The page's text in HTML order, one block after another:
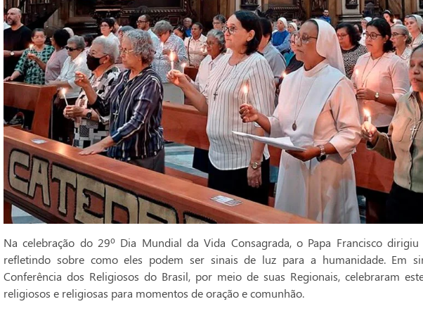
Na celebração do 29º Dia Mundial da Vida Consagrada, o Papa Francisco
refletindo sobre como eles podem ser sinais de luz para a humanidade. Em
Conferência dos Religiosos do Brasil, por meio de suas Regionais, celebraram
religiosos e religiosas para momentos de oração e comunhão.